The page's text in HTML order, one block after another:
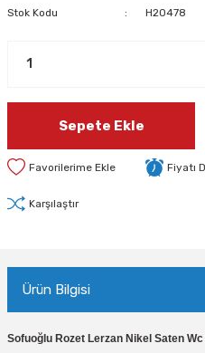
Stok Kodu H20478
Sepete Ekle
Fiyatı
Karşılaştır
Ürün Bilgisi
Sofuoğlu Rozet Lerzan Nikel Saten Wc